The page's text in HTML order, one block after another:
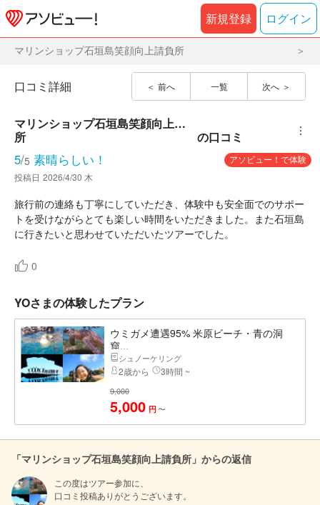
新規登録 ログイン
マリンショップ石垣島笑顔向上請負所
前へ 一覧 次へ
口コミ詳細
マリンショップ石垣島笑顔向上請負
所
の口コミ ︙
5/5 素晴らしい！
アソビュー！で体験
投稿日 2026/4/30 木
旅行前の連絡も丁寧にしていただき、体験中も安全面でのサポー
トを受けながらとても楽しい時間をいただきました。また石垣島
に行きたいと思わせていただいたツアーでした。
0
YOさまの体験したプラン
ウミガメ遭遇95% 米原ビーチ・青の洞
窟...
シュノーケリング
2歳から 3時間 ~
9,000
5,000 円 〜
「マリンショップ石垣島笑顔向上請負所」からの返信
この度はツアー参加に、
口コミ投稿ありがとうございます。